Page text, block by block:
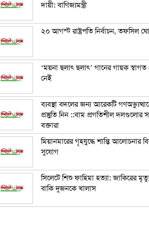
দায়ী: বাণিজ্যমন্ত্রী
২০ আগস্ট রাষ্ট্রপতি নির্বাচন, তফসিল
‘ময়না ছলাৎ ছলাৎ’ গানের গায়ক
নেই
ব্যবস্থা বদলের জন্য আরেকটি
প্রস্তুতি নিন ::বাম প্রগতিশীল দলগুলোর
বক্তারা
মিয়ানমারের গৃহযুদ্ধে শান্তি আলোচনার
সুযোগ
সিলেটে শিশু ফাহিমা হত্যা: জাকিরের
বাকি দুজনকে খালাস